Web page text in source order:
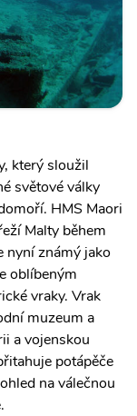
který sloužil
světové války
HMS Maori
Malty během
nyní známý jako
oblíbeným
vraky. Vrak
muzeum a
a vojenskou
potápěče
na válečnou